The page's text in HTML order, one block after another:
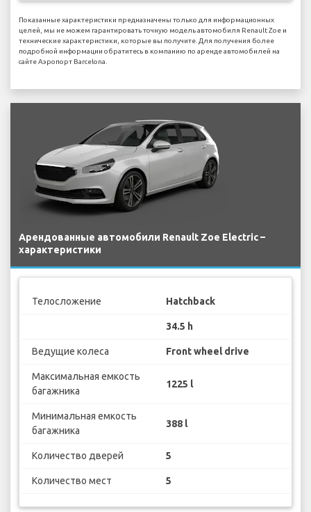
Показанные характеристики предназначены только для информационных
целей, мы не можем гарантировать точную модель автомобиля Renault Zoe и
технические характеристики, которые вы получите. Для получения более
подробной информации обратитесь в компанию по аренде автомобилей на
сайте Аэропорт Barcelona.
Арендованные автомобили Renault Zoe Electric –
характеристики
Телосложение Hatchback
34.5 h
Ведущие колеса Front wheel drive
Максимальная емкость
багажника
1225 l
Минимальная емкость
багажника
388 l
Количество дверей 5
Количество мест 5